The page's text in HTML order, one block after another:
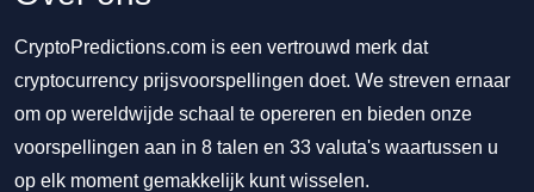
CryptoPredictions.com is een vertrouwd merk dat
cryptocurrency prijsvoorspellingen doet. We streven ernaar
om op wereldwijde schaal te opereren en bieden onze
voorspellingen aan in 8 talen en 33 valuta's waartussen u
op elk moment gemakkelijk kunt wisselen.